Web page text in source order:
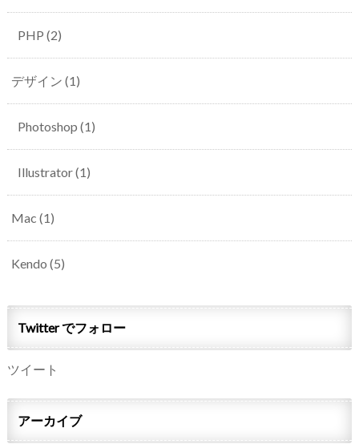
PHP (2)
デザイン (1)
Photoshop (1)
Illustrator(1)
Mac (1)
Kendo (5)
Twitter でフォロー
ツイート
アーカイブ